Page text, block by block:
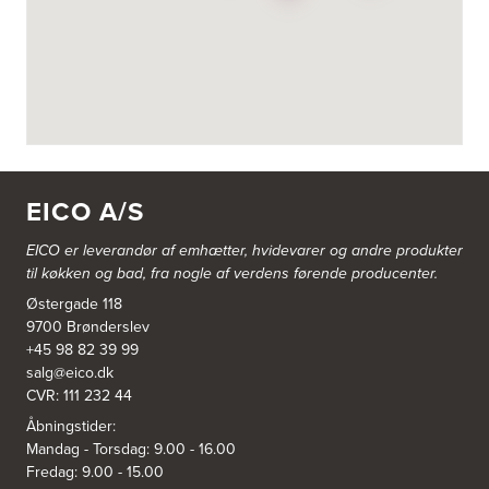
2635 Ishøj
https://www.power.dk/butik/power-ishoj/s-3830/
3831: Power Rødovre
Rødovre Centrum 90
2610 Rødovre
https://www.power.dk/butik/power-roedovre/s-3831/
3832: Power Slagelse
Japanvej 8
4200 Slagelse
Tel.:70338080
https://www.power.dk/butik/power-slagelse/s-3832/
EICO A/S
EICO er leverandør af emhætter, hvidevarer ogandre produkter
til køkken og bad, fra nogle af verdens førende producenter.
Østergade 118
9700 Brønderslev
+45 98 82 39 99
salg@eico.dk
CVR: 111 232 44
Åbningstider:
Mandag - Torsdag: 9.00 - 16.00
Fredag: 9.00 - 15.00